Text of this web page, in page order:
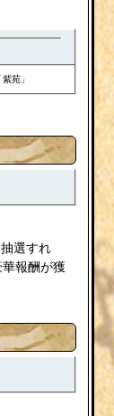
苑」
選すれ
報酬が獲